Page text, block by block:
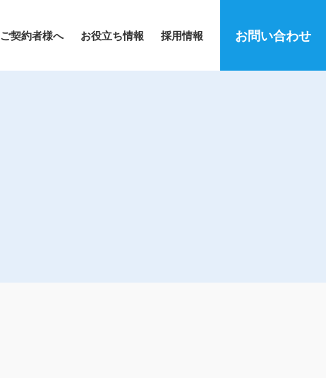
ご契約者様へ お役立ち情報 採用情報 お問い合わせ